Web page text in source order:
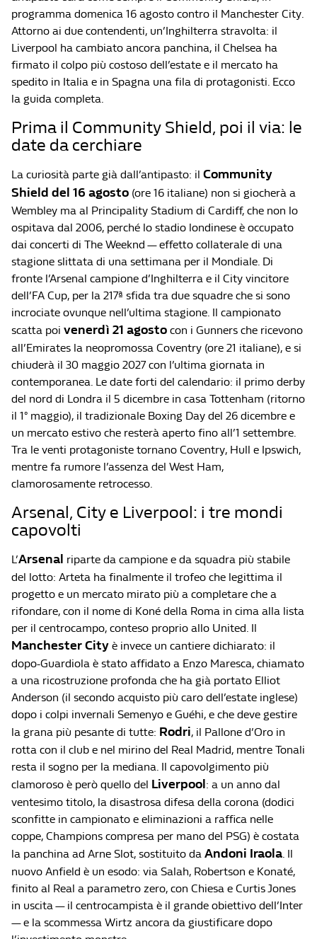
programma domenica 16 agosto contro il Manchester City.
Attorno ai due contendenti, un’Inghilterra stravolta: il
Liverpool ha cambiato ancora panchina, il Chelsea ha
firmato il colpo più costoso dell’estate e il mercato ha
spedito in Italia e in Spagna una fila di protagonisti. Ecco
la guida completa.
Prima il Community Shield, poi il via: le
date da cerchiare
La curiosità parte già dall’antipasto: il Community
Shield del 16 agosto (ore 16 italiane) non si giocherà a
Wembley ma al Principality Stadium di Cardiff, che non lo
ospitava dal 2006, perché lo stadio londinese è occupato
dai concerti di The Weeknd — effetto collaterale di una
stagione slittata di una settimana per il Mondiale. Di
fronte l’Arsenal campione d’Inghilterra e il City vincitore
dell’FA Cup, per la 217ª sfida tra due squadre che si sono
incrociate ovunque nell’ultima stagione. Il campionato
scatta poi venerdì 21 agosto con i Gunners che ricevono
all’Emirates la neopromossa Coventry (ore 21 italiane), e si
chiuderà il 30 maggio 2027 con l’ultima giornata in
contemporanea. Le date forti del calendario: il primo derby
del nord di Londra il 5 dicembre in casa Tottenham (ritorno
il 1° maggio), il tradizionale Boxing Day del 26 dicembre e
un mercato estivo che resterà aperto fino all’1 settembre.
Tra le venti protagoniste tornano Coventry, Hull e Ipswich,
mentre fa rumore l’assenza del West Ham,
clamorosamente retrocesso.
Arsenal, City e Liverpool: i tre mondi
capovolti
L’Arsenal riparte da campione e da squadra più stabile
del lotto: Arteta ha finalmente il trofeo che legittima il
progetto e un mercato mirato più a completare che a
rifondare, con il nome di Koné della Roma in cima alla lista
per il centrocampo, conteso proprio allo United. Il
Manchester City è invece un cantiere dichiarato: il
dopo-Guardiola è stato affidato a Enzo Maresca, chiamato
a una ricostruzione profonda che ha già portato Elliot
Anderson (il secondo acquisto più caro dell’estate inglese)
dopo i colpi invernali Semenyo e Guéhi, e che deve gestire
la grana più pesante di tutte: Rodri, il Pallone d’Oro in
rotta con il club e nel mirino del Real Madrid, mentre Tonali
resta il sogno per la mediana. Il capovolgimento più
clamoroso è però quello del Liverpool : a un anno dal
ventesimo titolo, la disastrosa difesa della corona (dodici
sconfitte in campionato e eliminazioni a raffica nelle
coppe, Champions compresa per mano del PSG) è costata
la panchina ad Arne Slot, sostituito da Andoni Iraola. Il
nuovo Anfield è un esodo: via Salah, Robertson e Konaté,
finito al Real a parametro zero, con Chiesa e Curtis Jones
in uscita — il centrocampista è il grande obiettivo dell’Inter
— e la scommessa Wirtz ancora da giustificare dopo